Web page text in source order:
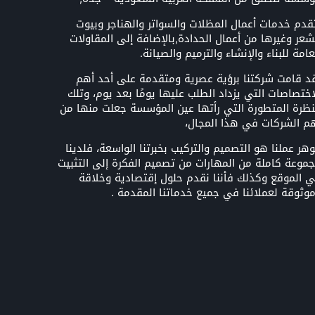
خدمات أعمال المظلات والسواتر والهناجر وبيوت
وغيرها من أعمال الحدادة,بالإضافة إلى المقاولات
للبناء والإنشاء والترميم والصيانة.
قامت شركتنا برؤية عصرية ومتقدمة على أحد أهم
التي يزداد الطلب عليها يومًا بعد يوم، وتلك
المتطورة التي رأتها عين المؤسسة جعلت منها من
الشركات في هذا المجال،
عملنا هو التصميم والتركيب بخبرتنا الواسعة، فلدينا
كاملة من المهارات من تصميم الفكرة إلى التثبيت
الموقع وكذلك فأننا نقدم حلول إقتصادية وخلاقة
لعملائنا في جميع خدماتنا المقدمة .